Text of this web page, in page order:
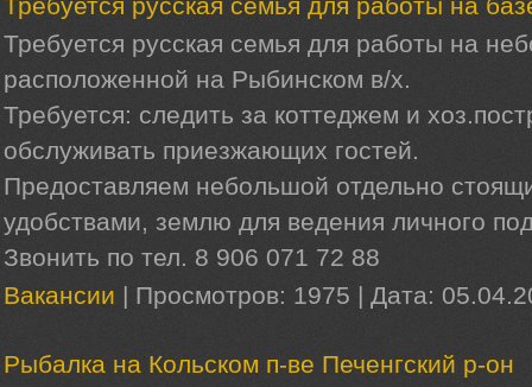
Требуется русская семья для работы на
расположенной на Рыбинском в/х.
Требуется: следить за коттеджем и
обслуживать приезжающих гостей.
Предоставляем небольшой отдельно
удобствами, землю для ведения личного
Звонить по тел. 8 906 071 72 88
Вакансии | Просмотров: 1975 | Дата:
Рыбалка на Кольском п-ве Печенгский р-он